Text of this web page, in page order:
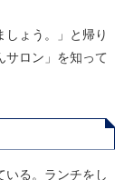
ょう。」と帰り
サロン」を知って
いる。ランチをし